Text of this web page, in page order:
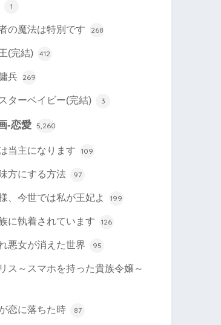
1
の魔法は特別です 268
(完結) 412
兵 269
ターベイビー(完結) 3
-恋愛 5,260
当主になります 109
方にする方法 97
、今世では私が王妃よ 199
に執着されています 126
悪女が消えた世界 95
ス～スマホを持った貴族令嬢～
恋に落ちた時 87